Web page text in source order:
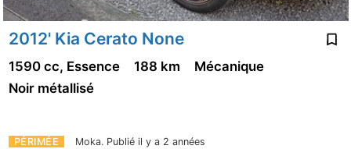
2012' Kia Cerato None
PÉRIMÉE Moka. Publié il y a 2 années
1590 cc, Essence 188 km
Mécanique
Noir métallisé